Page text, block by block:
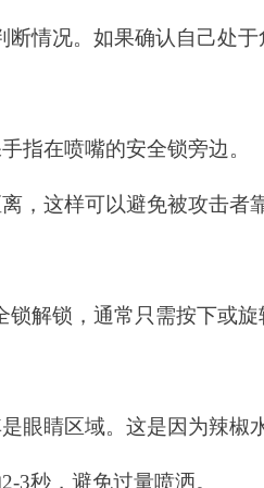
情况。如果确认自己处
指在喷嘴的安全锁旁边。
，这样可以避免被攻击者
解锁，通常只需按下或旋
眼睛区域。这是因为辣椒
3秒，避免过量喷洒。